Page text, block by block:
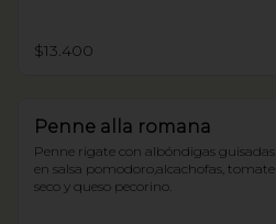
$13.400
Penne alla romana
Penne rigate con albóndigas guisadas
en salsa pomodoro,alcachofas, tomate
seco y queso pecorino.